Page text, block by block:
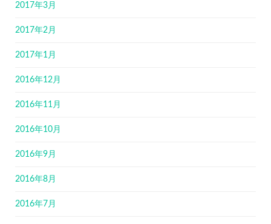
2017年3月
2017年2月
2017年1月
2016年12月
2016年11月
2016年10月
2016年9月
2016年8月
2016年7月